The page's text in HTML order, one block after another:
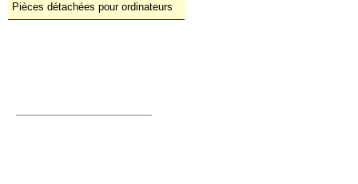
Pièces détachées pour ordinateurs